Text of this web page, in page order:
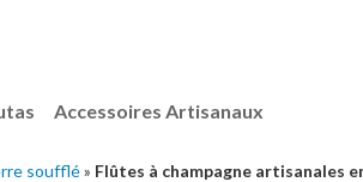
Accessoires Artisanaux
soufflé» Flûtes à champagne artisanales